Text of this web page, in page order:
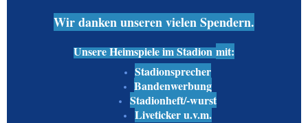
Wir danken unseren vielen Spendern.
Unsere Heimspiele im Stadionmit:
Stadionsprecher
Bandenwerbung
Stadionheft/-wurst
Liveticker u.v.m.